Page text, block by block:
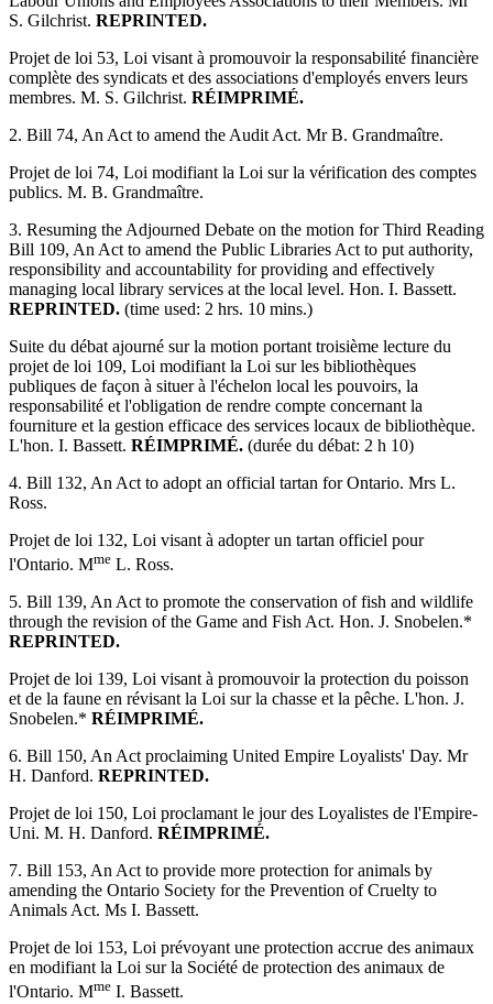
S. Gilchrist. REPRINTED.
Projet de loi 53, Loi visant à promouvoir la responsabilité financière
complète des syndicats et des associations d'employés envers leurs
membres. M. S. Gilchrist. RÉIMPRIMÉ.
2. Bill 74, An Act to amend the Audit Act. Mr B. Grandmaître.
Projet de loi 74, Loi modifiant la Loi sur la vérification des comptes
publics. M. B. Grandmaître.
3. Resuming the Adjourned Debate on the motion for Third Reading
Bill 109, An Act to amend the Public Libraries Act to put authority,
responsibility and accountability for providing and effectively
managing local library services at the local level. Hon. I. Bassett.
REPRINTED. (time used: 2 hrs. 10 mins.)
Suite du débat ajourné sur la motion portant troisième lecture du
projet de loi 109, Loi modifiant la Loi sur les bibliothèques
publiques de façon à situer à l'échelon local les pouvoirs, la
responsabilité et l'obligation de rendre compte concernant la
fourniture et la gestion efficace des services locaux de bibliothèque.
L'hon. I. Bassett. RÉIMPRIMÉ. (durée du débat: 2 h 10)
4. Bill 132, An Act to adopt an official tartan for Ontario. Mrs L.
Ross.
Projet de loi 132, Loi visant à adopter un tartan officiel pour
l'Ontario. Mme L. Ross.
5. Bill 139, An Act to promote the conservation of fish and wildlife
through the revision of the Game and Fish Act. Hon. J. Snobelen.*
REPRINTED.
Projet de loi 139, Loi visant à promouvoir la protection du poisson
et de la faune en révisant la Loi sur la chasse et la pêche. L'hon. J.
Snobelen.* RÉIMPRIMÉ.
6. Bill 150, An Act proclaiming United Empire Loyalists' Day. Mr
H. Danford. REPRINTED.
Projet de loi 150, Loi proclamant le jour des Loyalistes de l'Empire-
Uni. M. H. Danford. RÉIMPRIMÉ.
7. Bill 153, An Act to provide more protection for animals by
amending the Ontario Society for the Prevention of Cruelty to
Animals Act. Ms I. Bassett.
Projet de loi 153, Loi prévoyant une protection accrue des animaux
en modifiant la Loi sur la Société de protection des animaux de
l'Ontario. Mme I. Bassett.